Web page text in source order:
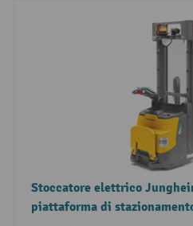
Stoccatore elettrico
piattaforma di